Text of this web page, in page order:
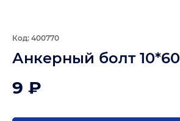
Код: 400770
Анкерный болт 10*60
9 ₽